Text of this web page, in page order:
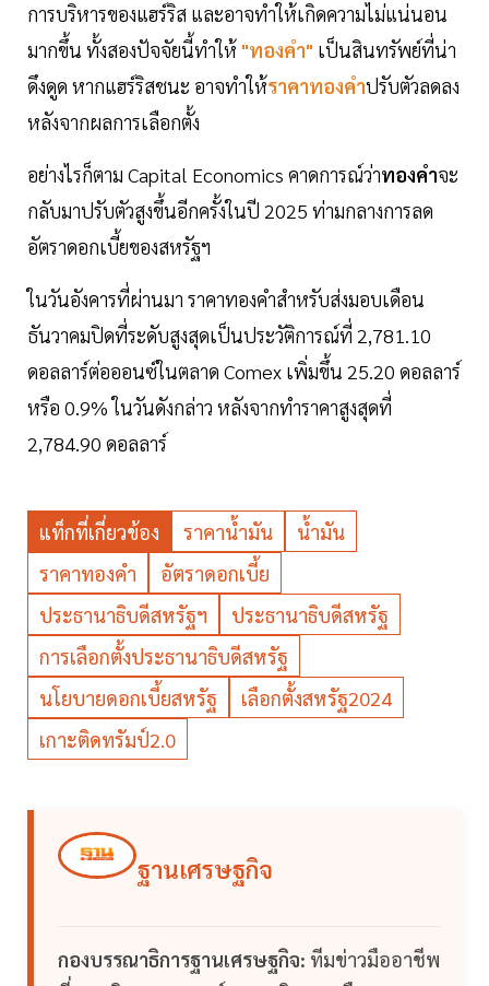
การบริหารของแฮร์ริส และอาจทำให้เกิดความไม่แน่นอน
มากขึ้น ทั้งสองปัจจัยนี้ทำให้ "ทองคำ" เป็นสินทรัพย์ที่น่า
ดึงดูด หากแฮร์ริสชนะ อาจทำให้ราคาทองคำปรับตัวลดลง
หลังจากผลการเลือกตั้ง
อย่างไรก็ตาม Capital Economics คาดการณ์ว่าทองคำจะ
กลับมาปรับตัวสูงขึ้นอีกครั้งในปี 2025 ท่ามกลางการลด
อัตราดอกเบี้ยของสหรัฐฯ
ในวันอังคารที่ผ่านมา ราคาทองคำสำหรับส่งมอบเดือน
ธันวาคมปิดที่ระดับสูงสุดเป็นประวัติการณ์ที่ 2,781.10
ดอลลาร์ต่อออนซ์ในตลาด Comex เพิ่มขึ้น 25.20 ดอลลาร์
หรือ 0.9% ในวันดังกล่าว หลังจากทำราคาสูงสุดที่
2,784.90 ดอลลาร์
แท็กที่เกี่ยวข้อง ราคาน้ำมัน
น้ำมัน
ราคาทองคำ
อัตราดอกเบี้ย
ประธานาธิบดีสหรัฐฯ
ประธานาธิบดีสหรัฐ
การเลือกตั้งประธานาธิบดีสหรัฐ
นโยบายดอกเบี้ยสหรัฐ
เลือกตั้งสหรัฐ2024
เกาะติดทรัมป์2.0
ฐานเศรษฐกิจ
กองบรรณาธิการฐานเศรษฐกิจ: ทีมข่าวมืออาชีพ